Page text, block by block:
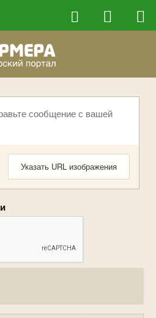
сообщение с вашей
Указать URL изображения